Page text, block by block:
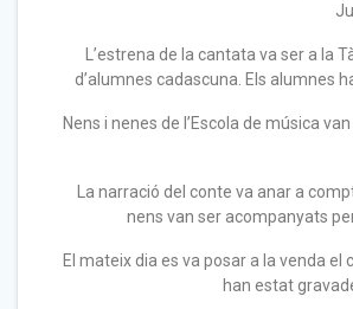
L’estrena de la cantata va ser a la
d’alumnes cadascuna. Els alumnes
Nens i nenes de l’Escola de música
La narració del conte va anar a
nens van ser acompanyats
El mateix dia es va posar a la venda
han estat